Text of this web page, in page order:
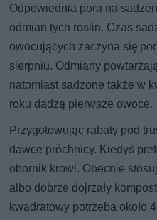
Odpowiednia pora na
odmian tych roślin. Czas
owocujących zaczyna się
sierpniu. Odmiany
natomiast sadzone także w
roku dadzą pierwsze owoce.
Przygotowując rabaty pod
dawce próchnicy. Kiedyś
obornik krowi. Obecnie
albo dobrze dojrzały
kwadratowy potrzeba około